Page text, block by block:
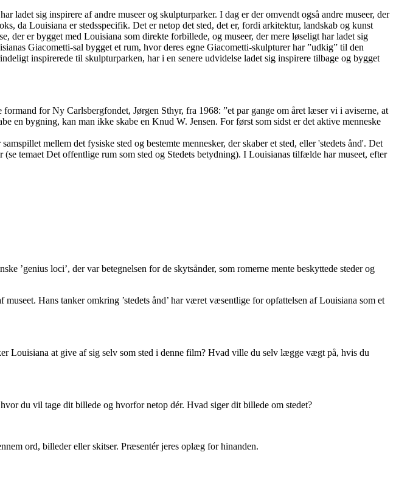
sig inspirere af andre museer og skulpturparker. I dag er der omvendt også andre museer, der
da Louisiana er stedsspecifik. Det er netop det sted, det er, fordi arkitektur, landskab og kunst
der er bygget med Louisiana som direkte forbillede, og museer, der mere løseligt har ladet sig
Giacometti-sal bygget et rum, hvor deres egne Giacometti-skulpturer har ”udkig” til den
inspirerede til skulpturparken, har i en senere udvidelse ladet sig inspirere tilbage og bygget
for Ny Carlsbergfondet, Jørgen Sthyr, fra 1968: ”et par gange om året læser vi i aviserne, at
en bygning, kan man ikke skabe en Knud W. Jensen. For først som sidst er det aktive menneske
mellem det fysiske sted og bestemte mennesker, der skaber et sted, eller 'stedets ånd'. Det
temaet Det offentlige rum som sted og Stedets betydning). I Louisianas tilfælde har museet, efter
’genius loci’, der var betegnelsen for de skytsånder, som romerne mente beskyttede steder og
Hans tanker omkring ’stedets ånd’ har været væsentlige for opfattelsen af Louisiana som et
Louisiana at give af sig selv som sted i denne film? Hvad ville du selv lægge vægt på, hvis du
du vil tage dit billede og hvorfor netop dér. Hvad siger dit billede om stedet?
ord, billeder eller skitser. Præsentér jeres oplæg for hinanden.